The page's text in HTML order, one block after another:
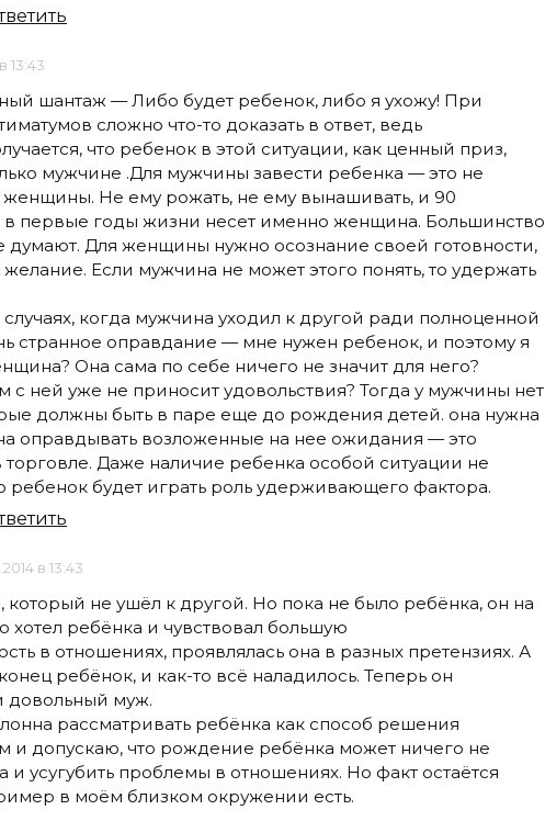
13:43
шантаж — Либо будет ребенок, либо я ухожу! При
сложно что-то доказать в ответ, ведь
что ребенок в этой ситуации, как ценный приз,
мужчине .Для мужчины завести ребенка — это не
женщины. Не ему рожать, не ему вынашивать, и 90
в первые годы жизни несет именно женщина. Большинство
думают. Для женщины нужно осознание своей готовности,
желание. Если мужчина не может этого понять, то удержать
когда мужчина уходил к другой ради полноценной
странное оправдание — мне нужен ребенок, и поэтому я
Она сама по себе ничего не значит для него?
с ней уже не приносит удовольствия? Тогда у мужчины нет
должны быть в паре еще до рождения детей. она нужна
оправдывать возложенные на нее ожидания — это
торговле. Даже наличие ребенка особой ситуации не
ребенок будет играть роль удерживающего фактора.
в 13:43
который не ушёл к другой. Но пока не было ребёнка, он на
хотел ребёнка и чувствовал большую
в отношениях, проявлялась она в разных претензиях. А
ребёнок, и как-то всё наладилось. Теперь он
довольный муж.
рассматривать ребёнка как способ решения
и допускаю, что рождение ребёнка может ничего не
и усугубить проблемы в отношениях. Но факт остаётся
в моём близком окружении есть.